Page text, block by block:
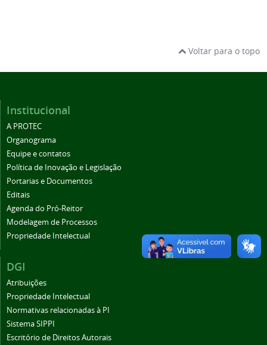
Voltar para o topo
Institucional
A PROTEC
Organograma
Equipe e contatos
Política de Inovação e Legislação
Portarias e Documentos
Editais
Agenda do Pró-Reitor
Modelagem de Processos
Propriedade Intelectual
DGI
Atribuições
Propriedade Intelectual
Normativas relacionadas à PI
Sistema SIPPI
Escritório de Direitos Autorais